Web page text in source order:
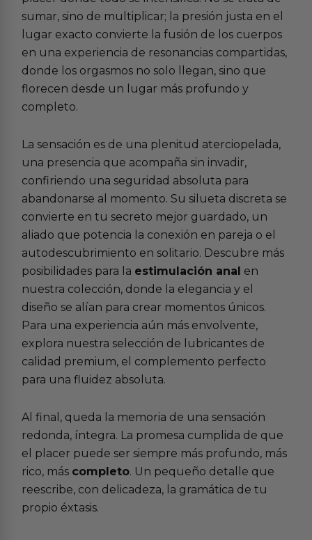
sumar, sino de multiplicar; la presión justa en el
lugar exacto convierte la fusión de los cuerpos
en una experiencia de resonancias compartidas,
donde los orgasmos no solo llegan, sino que
florecen desde un lugar más profundo y
completo.
La sensación es de una plenitud aterciopelada,
una presencia que acompaña sin invadir,
confiriendo una seguridad absoluta para
abandonarse al momento. Su silueta discreta se
convierte en tu secreto mejor guardado, un
aliado que potencia la conexión en pareja o el
autodescubrimiento en solitario. Descubre más
posibilidades para la estimulación anal en
nuestra colección, donde la elegancia y el
diseño se alían para crear momentos únicos.
Para una experiencia aún más envolvente,
explora nuestra selección de lubricantes de
calidad premium, el complemento perfecto
para una fluidez absoluta.
Al final, queda la memoria de una sensación
redonda, íntegra. La promesa cumplida de que
el placer puede ser siempre más profundo, más
rico, más completo. Un pequeño detalle que
reescribe, con delicadeza, la gramática de tu
propio éxtasis.